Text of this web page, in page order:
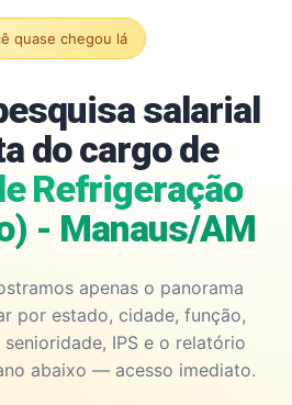
quase chegou lá
salarial
do cargo de
Refrigeração
- Manaus/AM
apenas o panorama
por estado, cidade, função,
IPS e o relatório
abaixo — acesso imediato.